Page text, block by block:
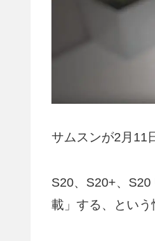
サムスンが2月11
S20、S20+、
載」する、という